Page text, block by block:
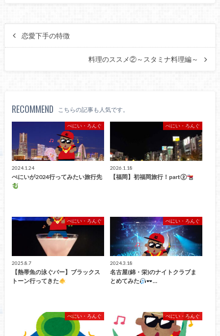
恋愛下手の特徴
料理のススメ②～スタミナ料理編～
RECOMMEND こちらの記事も人気です。
ぺにい・ろんぐ
2024.1.24
ぺにいが2024行ってみたい旅行先
ぺにい・ろんぐ
2026.1.18
【福岡】初福岡旅行！part②
ぺにい・ろんぐ
2025.8.7
【熱帯魚の泳ぐバー】ブラックス
トーン行ってきた
ぺにい・ろんぐ
2024.3.18
名古屋(錦・栄)のナイトクラブま
とめてみた
…
ぺにい・ろんぐ ぺにい・ろんぐ